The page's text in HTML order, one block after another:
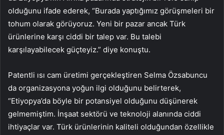
olduğunu ifade ederek, “Burada yaptığımız görüşmeleri bir
tohum olarak görüyoruz. Yeni bir pazar ancak Türk
ürünlerine karşı ciddi bir talep var. Bu talebi
karşılayabilecek güçteyiz.” diye konuştu.
Patentli ısı cam üretimi gerçekleştiren Selma Özsabuncu
da organizasyona yoğun ilgi olduğunu belirterek,
“Etiyopya’da böyle bir potansiyel olduğunu düşünerek
gelmemiştim. İnşaat sektörü ve teknoloji alanında ciddi
ihtiyaçlar var. Türk ürünlerinin kaliteli olduğundan özellikle